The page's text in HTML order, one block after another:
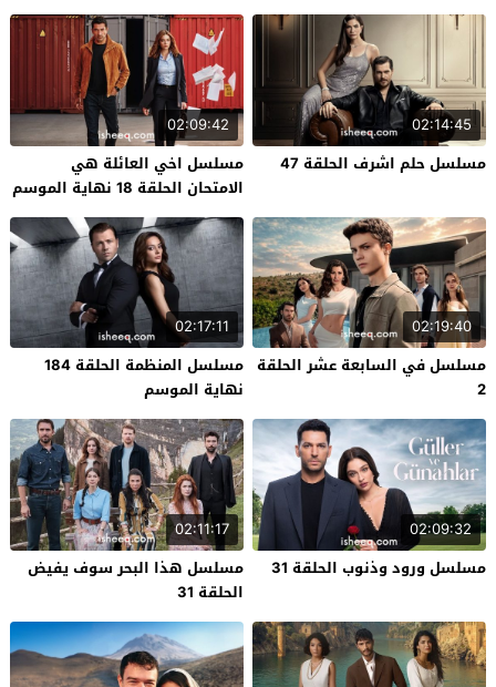
02:14:45
مسلسل حلم اشرف الحلقة 47
02:09:42
مسلسل اخي العائلة هي
الامتحان الحلقة 18 نهاية الموسم
02:19:40
مسلسل في السابعة عشر الحلقة
2
02:17:11
مسلسل المنظمة الحلقة 184
نهاية الموسم
02:09:32
مسلسل ورود وذنوب الحلقة 31
02:11:17
مسلسل هذا البحر سوف يفيض
الحلقة 31